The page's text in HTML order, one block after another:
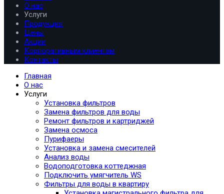
О нас
Услуги
Продукция
Цены
Акции
Корпоративным клиентам
Контакты
Главная
О нас
Услуги
Установка фильтров
Замена фильтров для воды
Ремонт фильтров и картриджей
Замена осмоса
Пурифаеры
Установка и замена смесителей
Анализ воды
Водоподготовка коттеджная
Подключить умягчитель WS
Фильтры для воды в квартиру